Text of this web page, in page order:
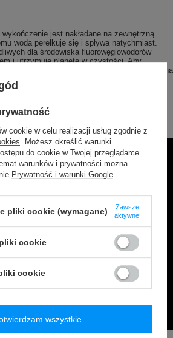
jest nakładane na zewnętrzną
woda perełkuje się i spływa natychmiast.
dla środowiska fluorowęglowodorów
i utrzymuje planetę w czystości. Aby
i odporność na plamy, konieczna jest regularna
deszczem i wilgocią
dla środowiska fluorowęglowodorów
cookie w celu realizacji usług zgodnie z
. Możesz określić warunki
do cookie w Twojej przeglądarce.
warunków i prywatności można
Prywatność i warunki Google.
pliki cookie (wymagane)
Zawsze
aktywne
cookie
cookie
wszystkie